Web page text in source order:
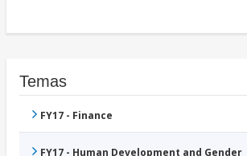
Temas
FY17 - Finance
FY17 - Human Development and Gender